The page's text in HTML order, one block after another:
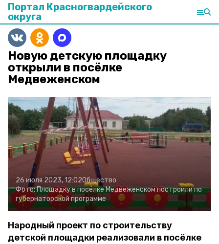
Портал Красногвардейского
округа
Новую детскую площадку
открыли в посёлке
Медвеженском
26 июля 2023, 12:02Общество
Фото:Площадку в посёлке Медвеженском построили по
губернаторской программе
Народный проект по строительству
детской площадки реализовали в посёлке